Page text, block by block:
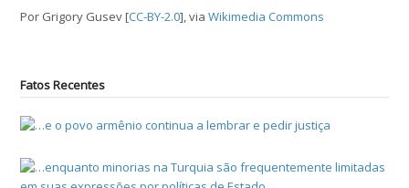
Por Grigory Gusev [CC-BY-2.0], viaWikimedia Commons
Fatos Recentes